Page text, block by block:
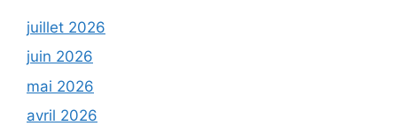
juillet 2026
juin 2026
mai 2026
avril 2026